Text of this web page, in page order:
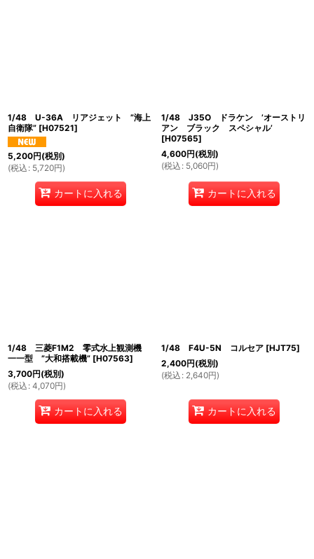
1/48 U-36A リアジェット ”海上
自衛隊” [H07521]
5,200円(税別)
(税込 : 5,720円)
カートに入れる
1/48 J35O ドラケン ’オーストリ
アン ブラック スペシャル’
[H07565]
4,600円(税別)
(税込 : 5,060円)
カートに入れる
1/48 三菱F1M2 零式水上観測機
一一型 ”大和搭載機” [H07563]
3,700円(税別)
(税込 : 4,070円)
カートに入れる
1/48 F4U-5N コルセア [HJT75]
2,400円(税別)
(税込 : 2,640円)
カートに入れる